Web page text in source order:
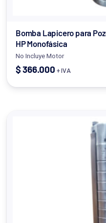
Bomba Lapicero para
HP Monofásica
No Incluye Motor
$366.000 + IVA